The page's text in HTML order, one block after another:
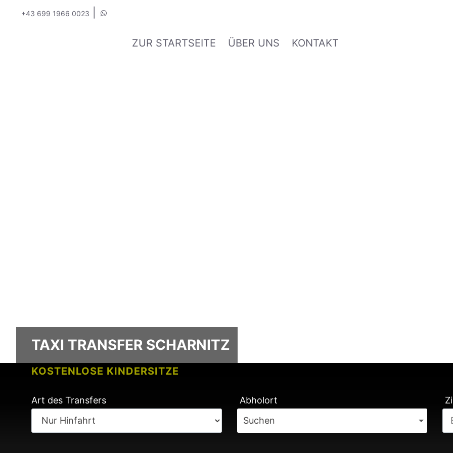
+43 699 1966 0023
ZUR STARTSEITE ÜBER UNS KONTAKT
KOSTENLOSE KINDERSITZE
KEINE GEBÜHREN BEI FLUGVERSPÄTUNG
TAXI TRANSFER SCHARNITZ
Art des Transfers
Abholort
Suchen